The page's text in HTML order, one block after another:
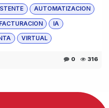
AUTOMATIZACION
FACTURACION IA
VIRTUAL
0 316